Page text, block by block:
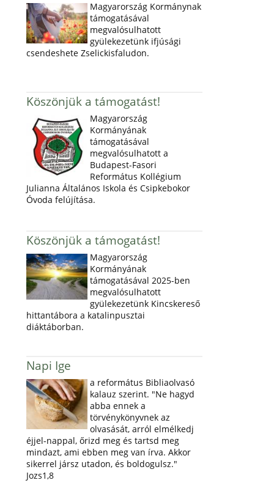
Magyarország Kormánynak
támogatásával
megvalósulhatott
gyülekezetünk ifjúsági
csendeshete Zselickisfaludon.
Köszönjük a támogatást!
Magyarország
Kormányának
támogatásával
megvalósulhatott a
Budapest-Fasori
Református Kollégium
Julianna Általános Iskola és Csipkebokor
Óvoda felújítása.
Köszönjük a támogatást!
Magyarország
Kormányának
támogatásával 2025-ben
megvalósulhatott
gyülekezetünk Kincskereső
hittantábora a katalinpusztai
diáktáborban.
Napi Ige
a református Bibliaolvasó
kalauz szerint. "Ne hagyd
abba ennek a
törvénykönyvnek az
olvasását, arról elmélkedj
éjjel-nappal, őrizd meg és tartsd meg
mindazt, ami ebben meg van írva. Akkor
sikerrel jársz utadon, és boldogulsz."
Jozs1,8